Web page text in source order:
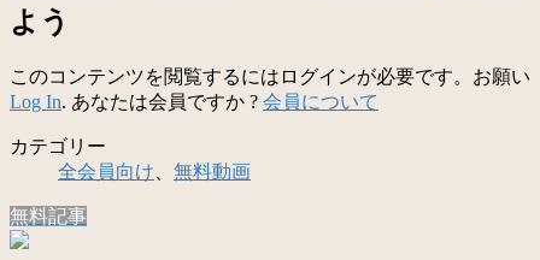
よう
このコンテンツを閲覧するにはログインが必要です。お願い
Log In. あなたは会員ですか ? 会員について
カテゴリー
全会員向け
無料動画
無料記事